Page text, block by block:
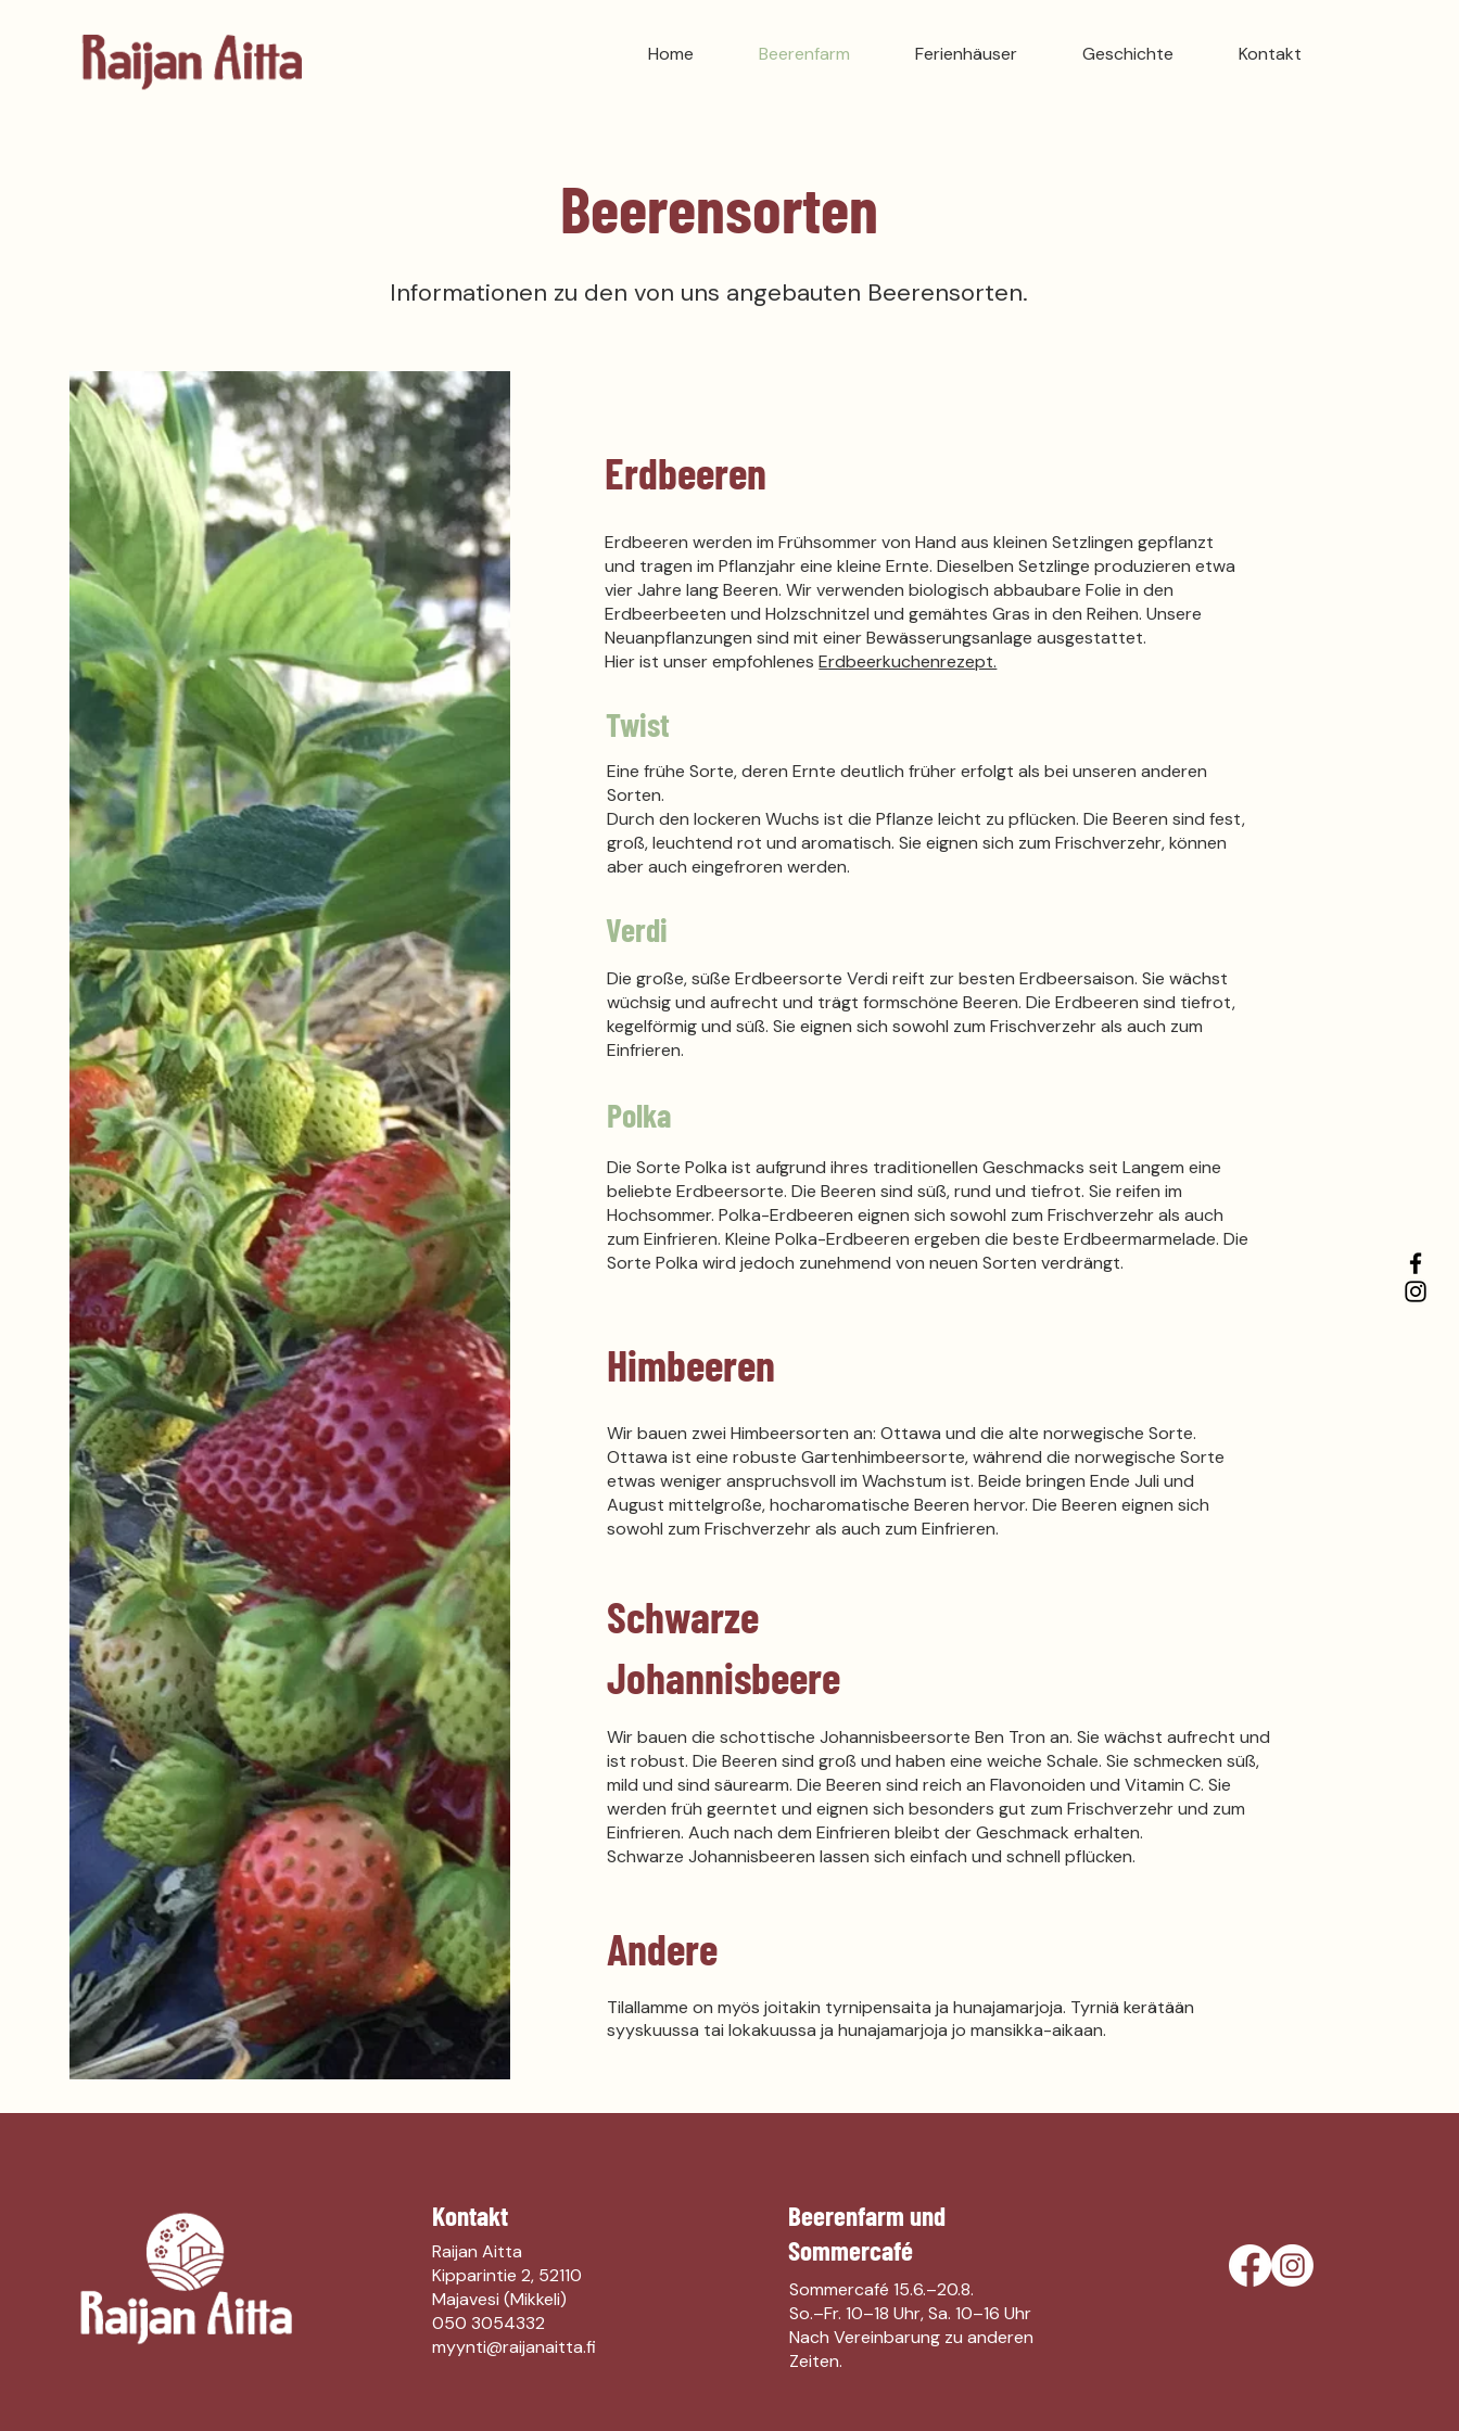
Home Beerenfarm Ferienhäuser Geschichte Kontakt
Beerensorten
Informationen zu den von uns angebauten Beerensorten.
Erdbeeren
Erdbeeren werden im Frühsommer von Hand aus kleinen Setzlingen gepflanzt
und tragen im Pflanzjahr eine kleine Ernte. Dieselben Setzlinge produzieren etwa
vier Jahre lang Beeren. Wir verwenden biologisch abbaubare Folie in den
Erdbeerbeeten und Holzschnitzel und gemähtes Gras in den Reihen. Unsere
Neuanpflanzungen sind mit einer Bewässerungsanlage ausgestattet.
Hier ist unser empfohlenesErdbeerkuchenrezept.
Twist
Eine frühe Sorte, deren Ernte deutlich früher erfolgt als bei unseren anderen
Sorten.
Durch den lockeren Wuchs ist die Pflanze leicht zu pflücken. Die Beeren sind fest,
groß, leuchtend rot und aromatisch. Sie eignen sich zum Frischverzehr, können
aber auch eingefroren werden.
Verdi
Die große, süße Erdbeersorte Verdi reift zur besten Erdbeersaison. Sie wächst
wüchsig und aufrecht und trägt formschöne Beeren. Die Erdbeeren sind tiefrot,
kegelförmig und süß. Sie eignen sich sowohl zum Frischverzehr als auch zum
Einfrieren.
Polka
Die Sorte Polka ist aufgrund ihres traditionellen Geschmacks seit Langem eine
beliebte Erdbeersorte. Die Beeren sind süß, rund und tiefrot. Sie reifen im
Hochsommer. Polka-Erdbeeren eignen sich sowohl zum Frischverzehr als auch
zum Einfrieren. Kleine Polka-Erdbeeren ergeben die beste Erdbeermarmelade. Die
Sorte Polka wird jedoch zunehmend von neuen Sorten verdrängt.
Himbeeren
Wir bauen zwei Himbeersorten an: Ottawa und die alte norwegische Sorte.
Ottawa ist eine robuste Gartenhimbeersorte, während die norwegische Sorte
etwas weniger anspruchsvoll im Wachstum ist. Beide bringen Ende Juli und
August mittelgroße, hocharomatische Beeren hervor. Die Beeren eignen sich
sowohl zum Frischverzehr als auch zum Einfrieren.
Schwarze
Johannisbeere
Wir bauen die schottische Johannisbeersorte Ben Tron an. Sie wächst aufrecht und
ist robust. Die Beeren sind groß und haben eine weiche Schale. Sie schmecken süß,
mild und sind säurearm. Die Beeren sind reich an Flavonoiden und Vitamin C. Sie
werden früh geerntet und eignen sich besonders gut zum Frischverzehr und zum
Einfrieren. Auch nach dem Einfrieren bleibt der Geschmack erhalten.
Schwarze Johannisbeeren lassen sich einfach und schnell pflücken.
Andere
Tilallamme on myös joitakin tyrnipensaita ja hunajamarjoja. Tyrniä kerätään
syyskuussa tai lokakuussa ja hunajamarjoja jo mansikka-aikaan.
Kontakt
Raijan Aitta
Kipparintie 2, 52110
Majavesi (Mikkeli)
050 3054332
myynti@raijanaitta.fi
Beerenfarm und
Sommercafé
Sommercafé 15.6.–20.8.
So.–Fr. 10–18 Uhr, Sa. 10–16 Uhr
Nach Vereinbarung zu anderen
Zeiten.